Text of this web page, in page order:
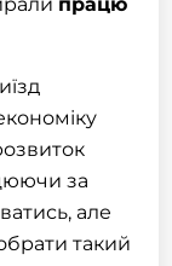
за
але
такий